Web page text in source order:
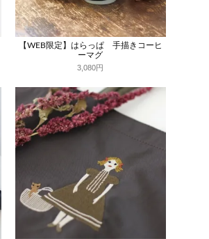
【WEB限定】はらっぱ 手描きコーヒ
ーマグ
3,080円